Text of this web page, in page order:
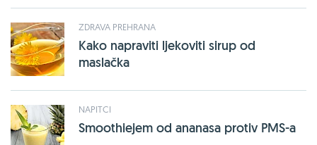
ZDRAVA PREHRANA
Kako napraviti ljekoviti sirup od
maslačka
NAPITCI
Smoothiejem od ananasa protiv PMS-a